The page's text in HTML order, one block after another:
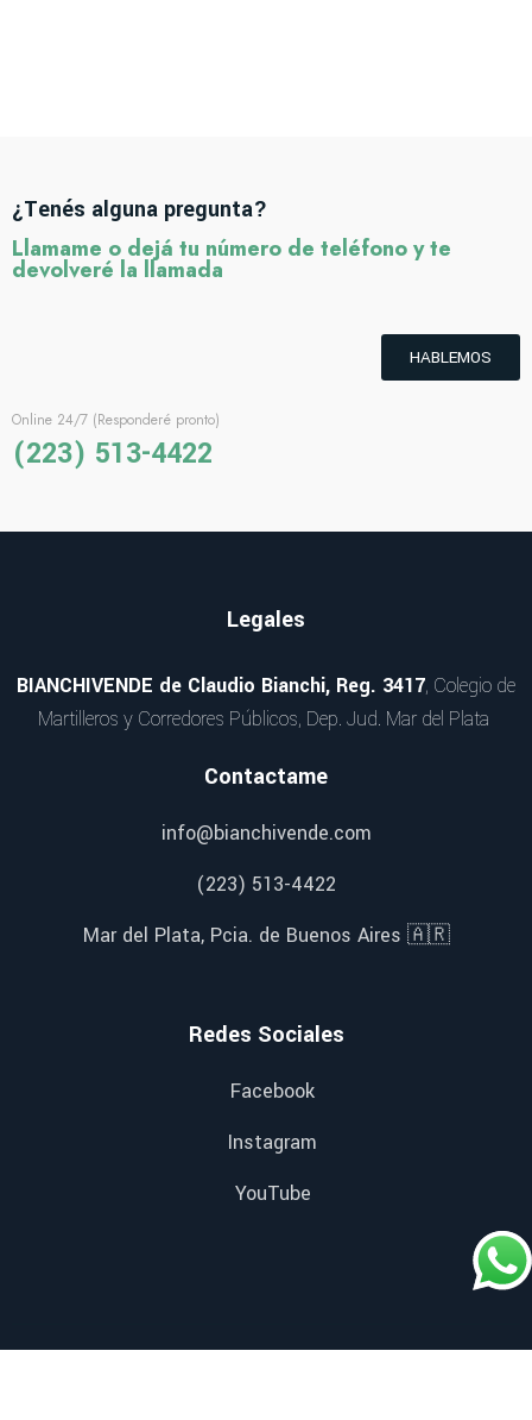
¿Tenés alguna pregunta?
Llamame o dejá tu número de teléfono y te
devolveré la llamada
HABLEMOS
Online 24/7 (Responderé pronto)
(223) 513-4422
Legales
BIANCHIVENDE de Claudio Bianchi, Reg. 3417, Colegio de
Martilleros y Corredores Públicos, Dep. Jud. Mar del Plata
Contactame
info@bianchivende.com
(223) 513-4422
Mar del Plata, Pcia. de Buenos Aires 🇦🇷
Redes Sociales
Facebook
Instagram
YouTube